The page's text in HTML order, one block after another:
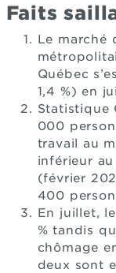
Faits
Le marché
Québec
1,4 %) en
Statistique
000
travail au
inférieur
(février
400
En juillet,
% tandis
chômage
deux sont